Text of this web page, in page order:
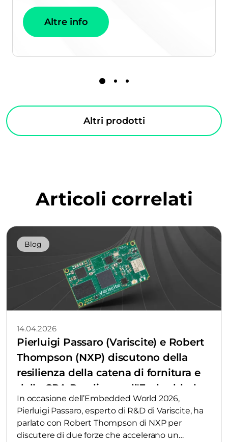
Altre info
Altri prodotti
Articoli correlati
Blog
14.04.2026
Pierluigi Passaro (Variscite) e Robert
Thompson (NXP) discutono della
resilienza della catena di fornitura e
della CRA Readiness all'Embedded
World 2026
In occasione dell’Embedded World 2026,
Pierluigi Passaro, esperto di R&D di Variscite, ha
parlato con Robert Thompson di NXP per
discutere di due forze che accelerano un